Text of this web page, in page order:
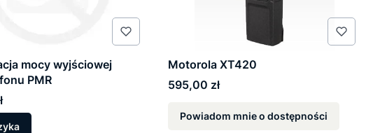
mocy wyjściowej
PMR
Motorola XT420
Cena
595,00 zł
Powiadom mnie o dostępności